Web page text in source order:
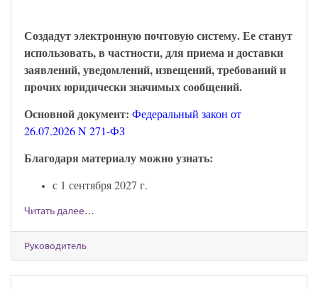
Создадут электронную почтовую систему. Ее станут
использовать, в частности, для приема и доставки
заявлений, уведомлений, извещений, требований и
прочих юридически значимых сообщений.
Основной документ: Федеральный закон от
26.07.2026 N 271-ФЗ
Благодаря материалу можно узнать:
с 1 сентября 2027 г.
Читать далее…
Руководитель